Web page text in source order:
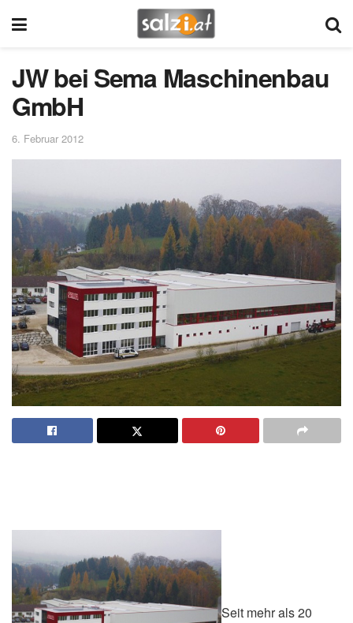
JW bei Sema Maschinenbau
GmbH
6. Februar 2012
Seit mehr als 20